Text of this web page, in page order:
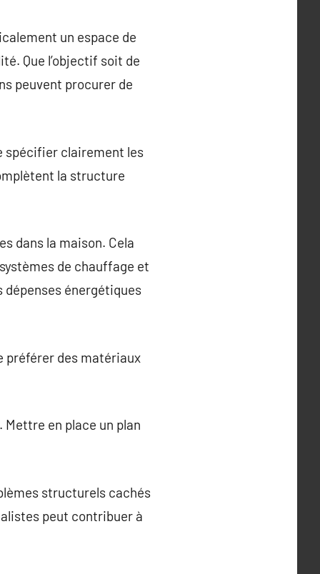
un espace de
Que l’objectif soit de
peuvent procurer de
spécifier clairement les
la structure
dans la maison. Cela
de chauffage et
énergétiques
préférer des matériaux
en place un plan
structurels cachés
peut contribuer à